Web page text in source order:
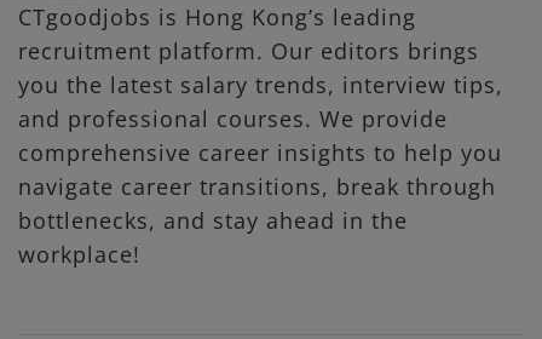
CTgoodjobs is Hong Kong’s leading
recruitment platform. Our editors brings
you the latest salary trends, interview tips,
and professional courses. We provide
comprehensive career insights to help you
navigate career transitions, break through
bottlenecks, and stay ahead in the
workplace!